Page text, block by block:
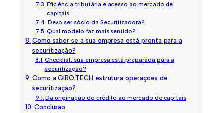
Eficiência tributária e acesso ao mercado de
capitais
Devo ser sócio da Securitizadora?
Qual modelo faz mais sentido?
Como saber se a sua empresa está pronta para a
securitização?
Checklist: sua empresa está preparada para a
securitização?
Como a GIRO.TECH estrutura operações de
securitização?
Da originação do crédito ao mercado de capitais
Conclusão